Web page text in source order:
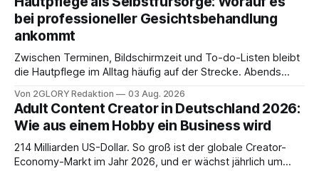
Portal ein. Der klassische Arcor Login über mail.
bei professioneller Gesichtsbehandlung
ankommt
Zwischen Terminen, Bildschirmzeit und To-do-Listen bleibt
die Hautpflege im Alltag häufig auf der Strecke. Abends
Drogerie – mehr ist zeitlich oft nicht drin. Dabei reagiert die
Haut empfindlich auf Stress, Schlafmangel und
Umwelteinflüsse: Sie wirkt müde, spannt oder neigt zu
Unreinheiten. Professionelle
Von 2GLORY Redaktion 03 Aug. 2026
Adult Content Creator in Deutschland 2026:
Wie aus einem Hobby ein Business wird
214 Milliarden US-Dollar. So groß ist der globale Creator-
Economy-Markt im Jahr 2026, und er wächst jährlich um